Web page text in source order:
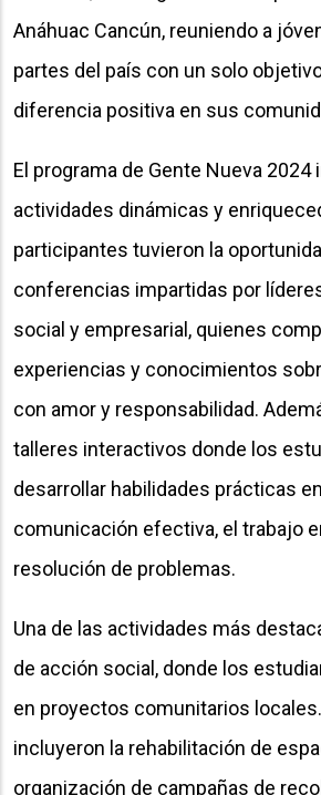
Anáhuac Cancún, reuniendo a
partes del país con un solo
diferencia positiva en sus
El programa de Gente Nueva 2024
actividades dinámicas y
participantes tuvieron la
conferencias impartidas por
social y empresarial, quienes
experiencias y conocimientos
con amor y responsabilidad.
talleres interactivos donde los
desarrollar habilidades prácticas
comunicación efectiva, el trabajo
resolución de problemas.
Una de las actividades más
de acción social, donde los
en proyectos comunitarios
incluyeron la rehabilitación de
organización de campañas de